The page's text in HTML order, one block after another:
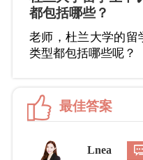
都包括哪些？
老师，杜兰大学的留
类型都包括哪些呢？
最佳答案
Lnea